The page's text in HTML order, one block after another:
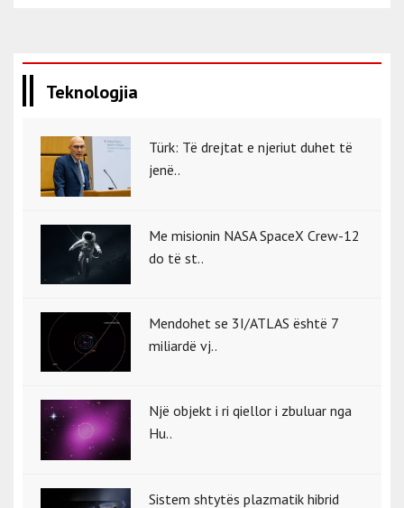
Teknologjia
Türk: Të drejtat e njeriut duhet të
jenë..
Me misionin NASA SpaceX Crew-12
do të st..
Mendohet se 3I/ATLAS është 7
miliardë vj..
Një objekt i ri qiellor i zbuluar nga
Hu..
Sistem shtytës plazmatik hibrid